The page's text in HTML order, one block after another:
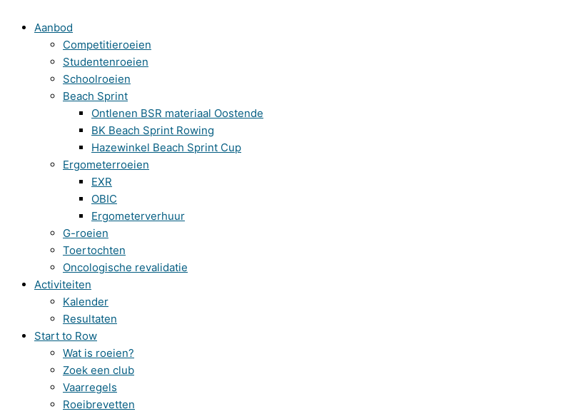
Aanbod
Competitieroeien
Studentenroeien
Schoolroeien
Beach Sprint
Ontlenen BSR materiaal Oostende
BK Beach Sprint Rowing
Hazewinkel Beach Sprint Cup
Ergometerroeien
EXR
OBIC
Ergometerverhuur
G-roeien
Toertochten
Oncologische revalidatie
Activiteiten
Kalender
Resultaten
Start to Row
Wat is roeien?
Zoek een club
Vaarregels
Roeibrevetten